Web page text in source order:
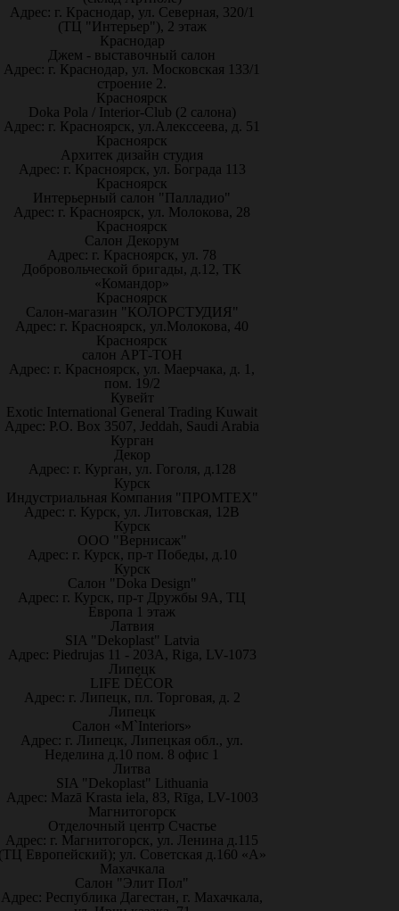
Адрес: г. Краснодар, ул. Северная, 320/1
(ТЦ "Интерьер"), 2 этаж
Краснодар
Джем - выставочный салон
Адрес: г. Краснодар, ул. Московская 133/1
строение 2.
Красноярск
Doka Pola / Interior-Club (2 салона)
Адрес: г. Красноярск, ул.Алекссеева, д. 51
Красноярск
Архитек дизайн студия
Адрес: г. Красноярск, ул. Бограда 113
Красноярск
Интерьерный салон "Палладио"
Адрес: г. Красноярск, ул. Молокова, 28
Красноярск
Салон Декорум
Адрес: г. Красноярск, ул. 78
Добровольческой бригады, д.12, ТК
«Командор»
Красноярск
Салон-магазин "КОЛОРСТУДИЯ"
Адрес: г. Красноярск, ул.Молокова, 40
Красноярск
салон АРТ-ТОН
Адрес: г. Красноярск, ул. Маерчака, д. 1,
пом. 19/2
Кувейт
Exotic International General Trading Kuwait
Адрес: P.O. Box 3507, Jeddah, Saudi Arabia
Курган
Декор
Адрес: г. Курган, ул. Гоголя, д.128
Курск
Индустриальная Компания "ПРОМТЕХ"
Адрес: г. Курск, ул. Литовская, 12В
Курск
ООО "Вернисаж"
Адрес: г. Курск, пр-т Победы, д.10
Курск
Салон "Doka Design"
Адрес: г. Курск, пр-т Дружбы 9А, ТЦ
Европа 1 этаж
Латвия
SIA "Dekoplast" Latvia
Адрес: Piedrujas 11 - 203A, Riga, LV-1073
Липецк
LIFE DÉCOR
Адрес: г. Липецк, пл. Торговая, д. 2
Липецк
Салон «M`Interiors»
Адрес: г. Липецк, Липецкая обл., ул.
Неделина д.10 пом. 8 офис 1
Литва
SIA "Dekoplast" Lithuania
Адрес: Mazā Krasta iela, 83, Rīga, LV-1003
Магнитогорск
Отделочный центр Счастье
Адрес: г. Магнитогорск, ул. Ленина д.115
Европейский); ул. Советская д.160 «А»
Махачкала
Салон "Элит Пол"
Адрес: Республика Дагестан, г. Махачкала,